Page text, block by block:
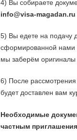
4) Вы собираете
info@visa-magadan.ru
5) Вы едете на подачу
сформированной нами
мы заберём оригиналы
6) После рассмотрения
будет доставлен вам
Необходимые
частным